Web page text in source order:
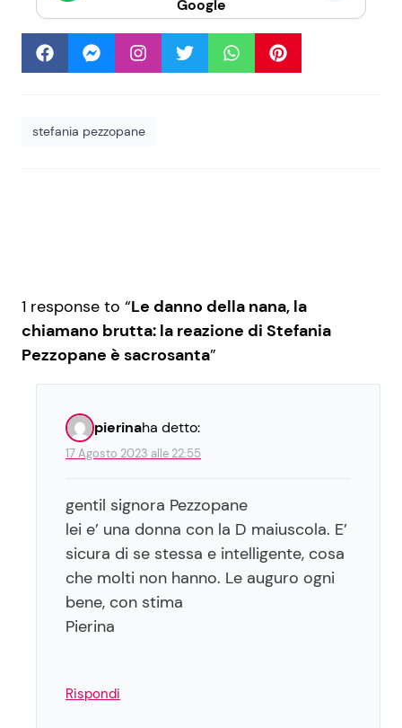
Google
stefania pezzopane
1 response to “Le danno della nana, la
chiamano brutta: la reazione di Stefania
Pezzopane è sacrosanta”
pierinaha detto:
17 Agosto 2023 alle 22:55
gentil signora Pezzopane
lei e’ una donna con la D maiuscola. E’
sicura di se stessa e intelligente, cosa
che molti non hanno. Le auguro ogni
bene, con stima
Pierina
Rispondi